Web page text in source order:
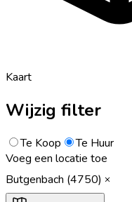
Kaart
Wijzig filter
Te Koop
Te Huur
Voeg een locatie toe
Butgenbach (4750)